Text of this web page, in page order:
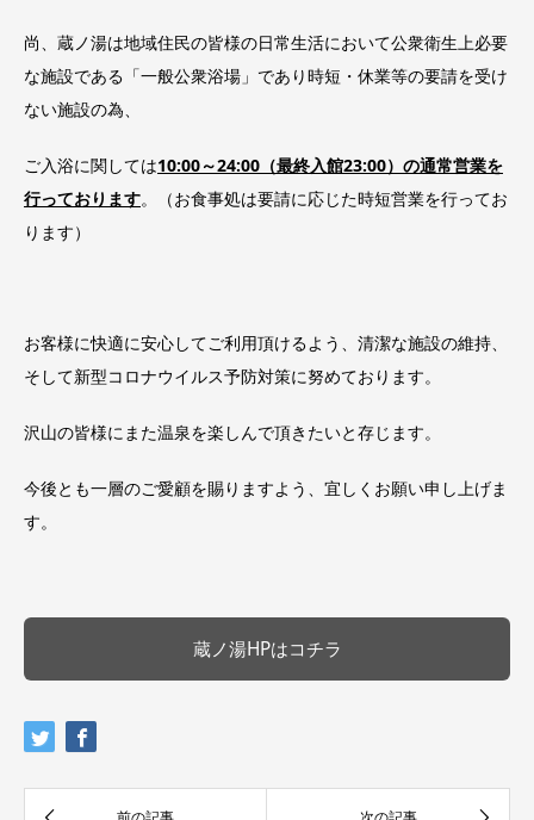
尚、蔵ノ湯は地域住民の皆様の日常生活において公衆衛生上必要
な施設である「一般公衆浴場」であり時短・休業等の要請を受け
ない施設の為、
ご入浴に関しては10:00～24:00（最終入館23:00）の通常営業を
行っております。（お食事処は要請に応じた時短営業を行ってお
ります）
お客様に快適に安心してご利用頂けるよう、清潔な施設の維持、
そして新型コロナウイルス予防対策に努めております。
沢山の皆様にまた温泉を楽しんで頂きたいと存じます。
今後とも一層のご愛顧を賜りますよう、宜しくお願い申し上げま
す。
蔵ノ湯HPはコチラ